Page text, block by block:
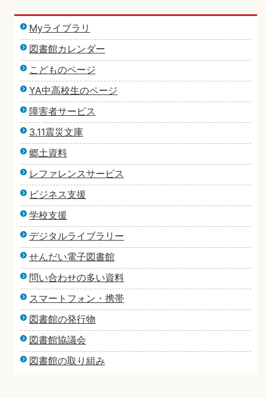
Myライブラリ
図書館カレンダー
こどものページ
YA中高校生のページ
障害者サービス
3.11震災文庫
郷土資料
レファレンスサービス
ビジネス支援
学校支援
デジタルライブラリー
せんだい電子図書館
問い合わせの多い資料
スマートフォン・携帯
図書館の発行物
図書館協議会
図書館の取り組み